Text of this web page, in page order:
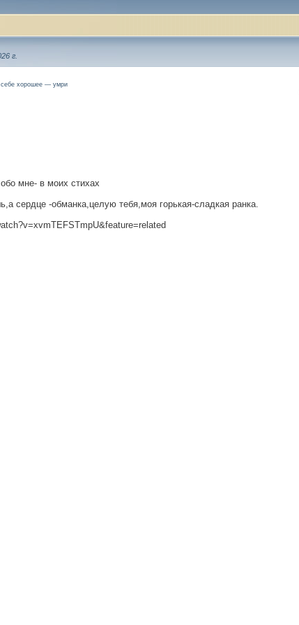
г.
хорошее — умри
мне- в моих стихах
сердце -обманка,целую тебя,моя горькая-сладкая ранка.